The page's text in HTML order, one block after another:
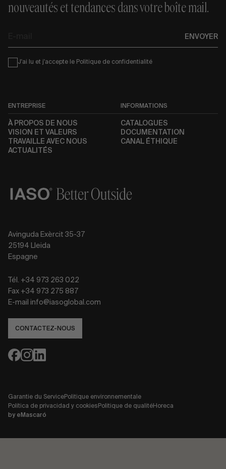
nouveautés et tendances dans votre boîte mail.
ENVOYER
Condiciones
J'ai lu et j'accepte le Politique de confidentialité
ENTREPRISE
À PROPOS DE NOUS
VISION ET VALEURS
TRAVAILLE AVEC NOUS
ACTUALITÉS
INFORMATIONS
CATALOGUES
DOCUMENTATION
CANAL ÉTHIQUE
Avinguda Exèrcit 35-37
25194 Lleida
Espagne
Tél. +34 973 263 022
Fax +34 973 275 887
E-mail info@iasoglobal.com
CONTACTEZ-NOUS
Garantie du ServicePolitique environnementale
Política de privacidad y cookies Politique de qualitéHoreca
by eMascaró